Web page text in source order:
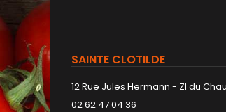
SAINTE CLOTILDE
12 Rue Jules Hermann - ZI du
02 62 47 04 36